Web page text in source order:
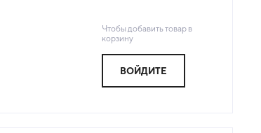
Чтобы добавить товар в
корзину
ВОЙДИТЕ